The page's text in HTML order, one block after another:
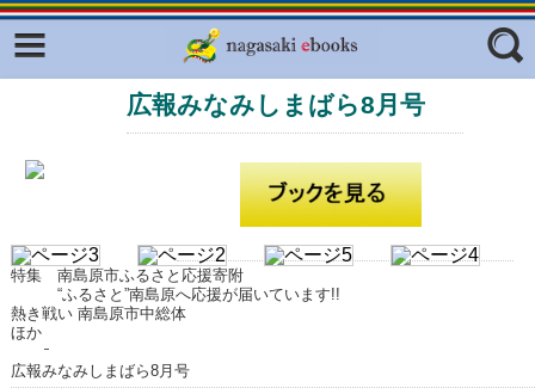
フリーワード
ジャンル
広報みなみしまばら8月号
特集 南島原市ふるさと応援寄附
“ふるさと”南島原へ応援が届いています!!
熱き戦い 南島原市中総体
ほか
広報みなみしまばら8月号
Facebook
ふくいろキラリプロジェクト
ラリー（TOKYO Brochures）
はじめてご利用される方へ
コンテンツ
明治日本の産業革命遺産